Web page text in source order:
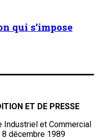
qui s’impose
ET DE PRESSE
Industriel et Commercial
8 décembre 1989